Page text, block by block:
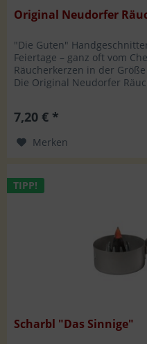
Original Neudorfer
"Die Guten"
Feiertage – ganz oft vom
Räucherkerzen in der
Die Original Neudorfer
7,20 € *
Merken
TIPP!
Scharbl "Das Sinnige"